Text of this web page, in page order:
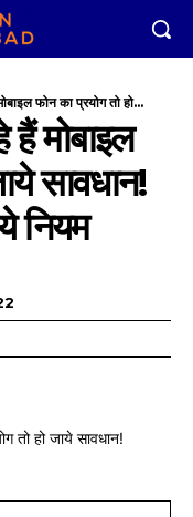
फोन का प्रयोग तो हो...
मोबाइल
सावधान!
नियम